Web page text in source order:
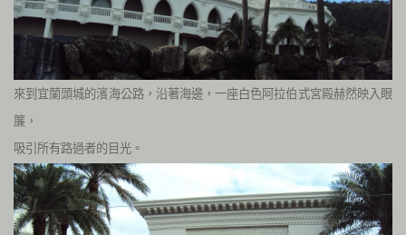
來到宜蘭頭城的濱海公路，沿著海邊，一座白色阿拉伯式宮殿赫然映入眼
簾，
吸引所有路過者的目光。